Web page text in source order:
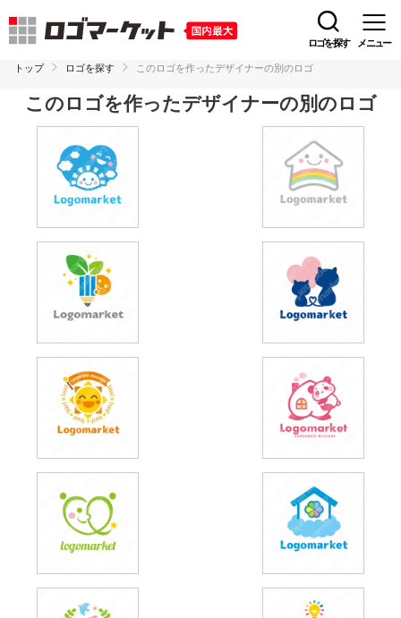
ロゴを探す メニュー
トップ ロゴを探す このロゴを作ったデザイナーの別のロゴ
このロゴを作ったデザイナーの別のロゴ